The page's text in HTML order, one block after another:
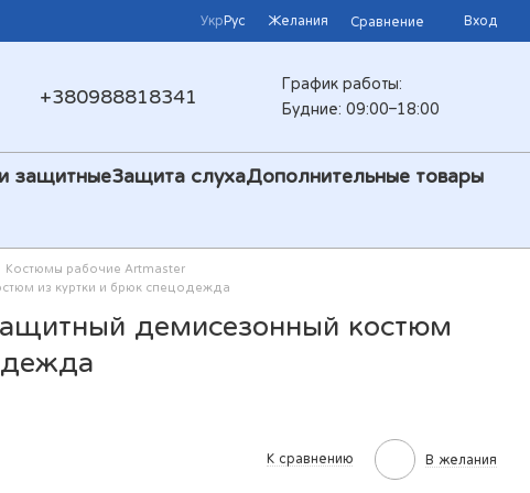
УкрРус Желания Сравнение Вход
+380988818341
График работы:
Будние: 09:00–18:00
защитныеЗащита слухаДополнительные товары
Костюмы рабочие Artmaster
из куртки и брюк спецодежда
демисезонный костюм
К сравнению В желания